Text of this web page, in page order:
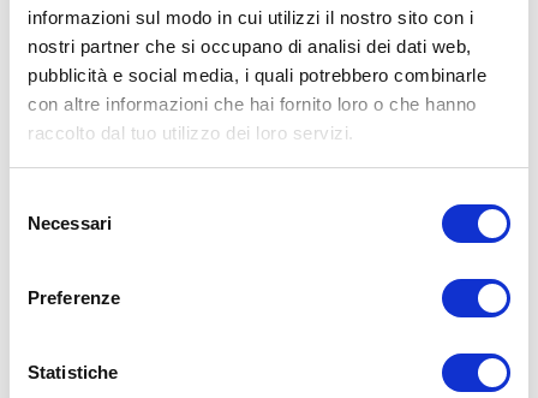
informazioni sul modo in cui utilizzi il nostro sito con i
nostri partner che si occupano di analisi dei dati web,
pubblicità e social media, i quali potrebbero combinarle
con altre informazioni che hai fornito loro o che hanno
raccolto dal tuo utilizzo dei loro servizi.
delNecessari
Preferenze
Statistiche
L’utilizzo delle vibrazioni può essere applicato in tantissimi
campi,dalla fisioterapia all’osteopatia
Inoltre, NOVAFON mette a disposizionecorsi di formazione
e webinar gratuiti, in modo da poter sfruttare al massimo
tutte le applicazioni dei suoi dispositivi.
Ora che conosci tutti i benefici del connubio tra
tecnologia e
contattaci
per maggiori informazioni, per accedere ai corsi
Domande frequenti su tecnologia e